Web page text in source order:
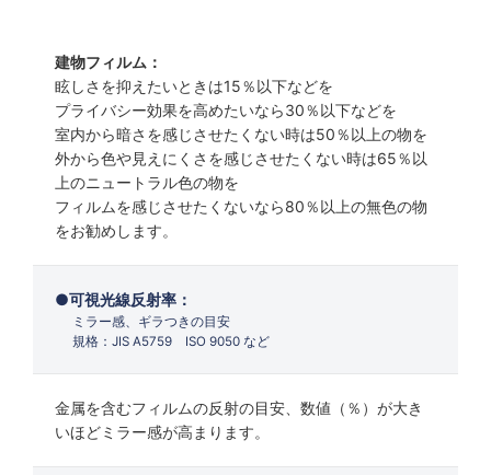
建物フィルム：
眩しさを抑えたいときは15％以下などを
プライバシー効果を高めたいなら30％以下などを
室内から暗さを感じさせたくない時は50％以上の物を
外から色や見えにくさを感じさせたくない時は65％以
上のニュートラル色の物を
フィルムを感じさせたくないなら80％以上の無色の物
をお勧めします。
可視光線反射率：
ミラー感、ギラつきの目安
規格：JIS A5759 ISO 9050 など
金属を含むフィルムの反射の目安、数値（％）が大き
いほどミラー感が高まります。